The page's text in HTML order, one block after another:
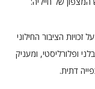
זכויות הציבור החילוני
ופלורליסטי, ומעניק
דתית.